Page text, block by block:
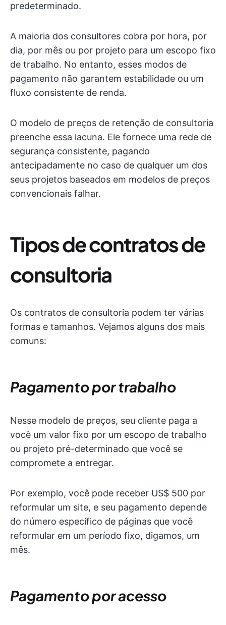
predeterminado.
A maioria dos consultores cobra por hora, por
dia, por mês ou por projeto para um escopo fixo
de trabalho. No entanto, esses modos de
pagamento não garantem estabilidade ou um
fluxo consistente de renda.
O modelo de preços de retenção de consultoria
preenche essa lacuna. Ele fornece uma rede de
segurança consistente, pagando
antecipadamente no caso de qualquer um dos
seus projetos baseados em modelos de preços
convencionais falhar.
Tipos de contratos de
consultoria
Os contratos de consultoria podem ter várias
formas e tamanhos. Vejamos alguns dos mais
comuns:
Pagamento por trabalho
Nesse modelo de preços, seu cliente paga a
você um valor fixo por um escopo de trabalho
ou projeto pré-determinado que você se
compromete a entregar.
Por exemplo, você pode receber US$ 500 por
reformular um site, e seu pagamento depende
do número específico de páginas que você
reformular em um período fixo, digamos, um
mês.
Pagamento por acesso